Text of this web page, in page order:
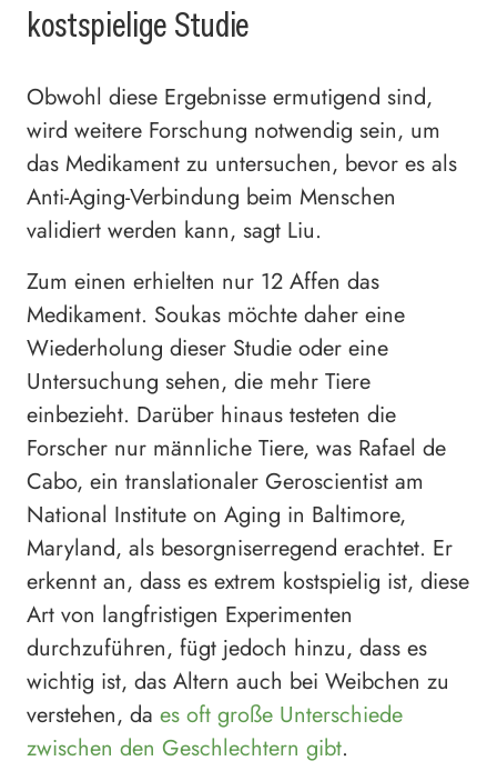
kostspielige Studie
Obwohl diese Ergebnisse ermutigend sind,
wird weitere Forschung notwendig sein, um
das Medikament zu untersuchen, bevor es als
Anti-Aging-Verbindung beim Menschen
validiert werden kann, sagt Liu.
Zum einen erhielten nur 12 Affen das
Medikament. Soukas möchte daher eine
Wiederholung dieser Studie oder eine
Untersuchung sehen, die mehr Tiere
einbezieht. Darüber hinaus testeten die
Forscher nur männliche Tiere, was Rafael de
Cabo, ein translationaler Geroscientist am
National Institute on Aging in Baltimore,
Maryland, als besorgniserregend erachtet. Er
erkennt an, dass es extrem kostspielig ist, diese
Art von langfristigen Experimenten
durchzuführen, fügt jedoch hinzu, dass es
wichtig ist, das Altern auch bei Weibchen zu
verstehen, da es oft große Unterschiede
zwischen den Geschlechtern gibt.